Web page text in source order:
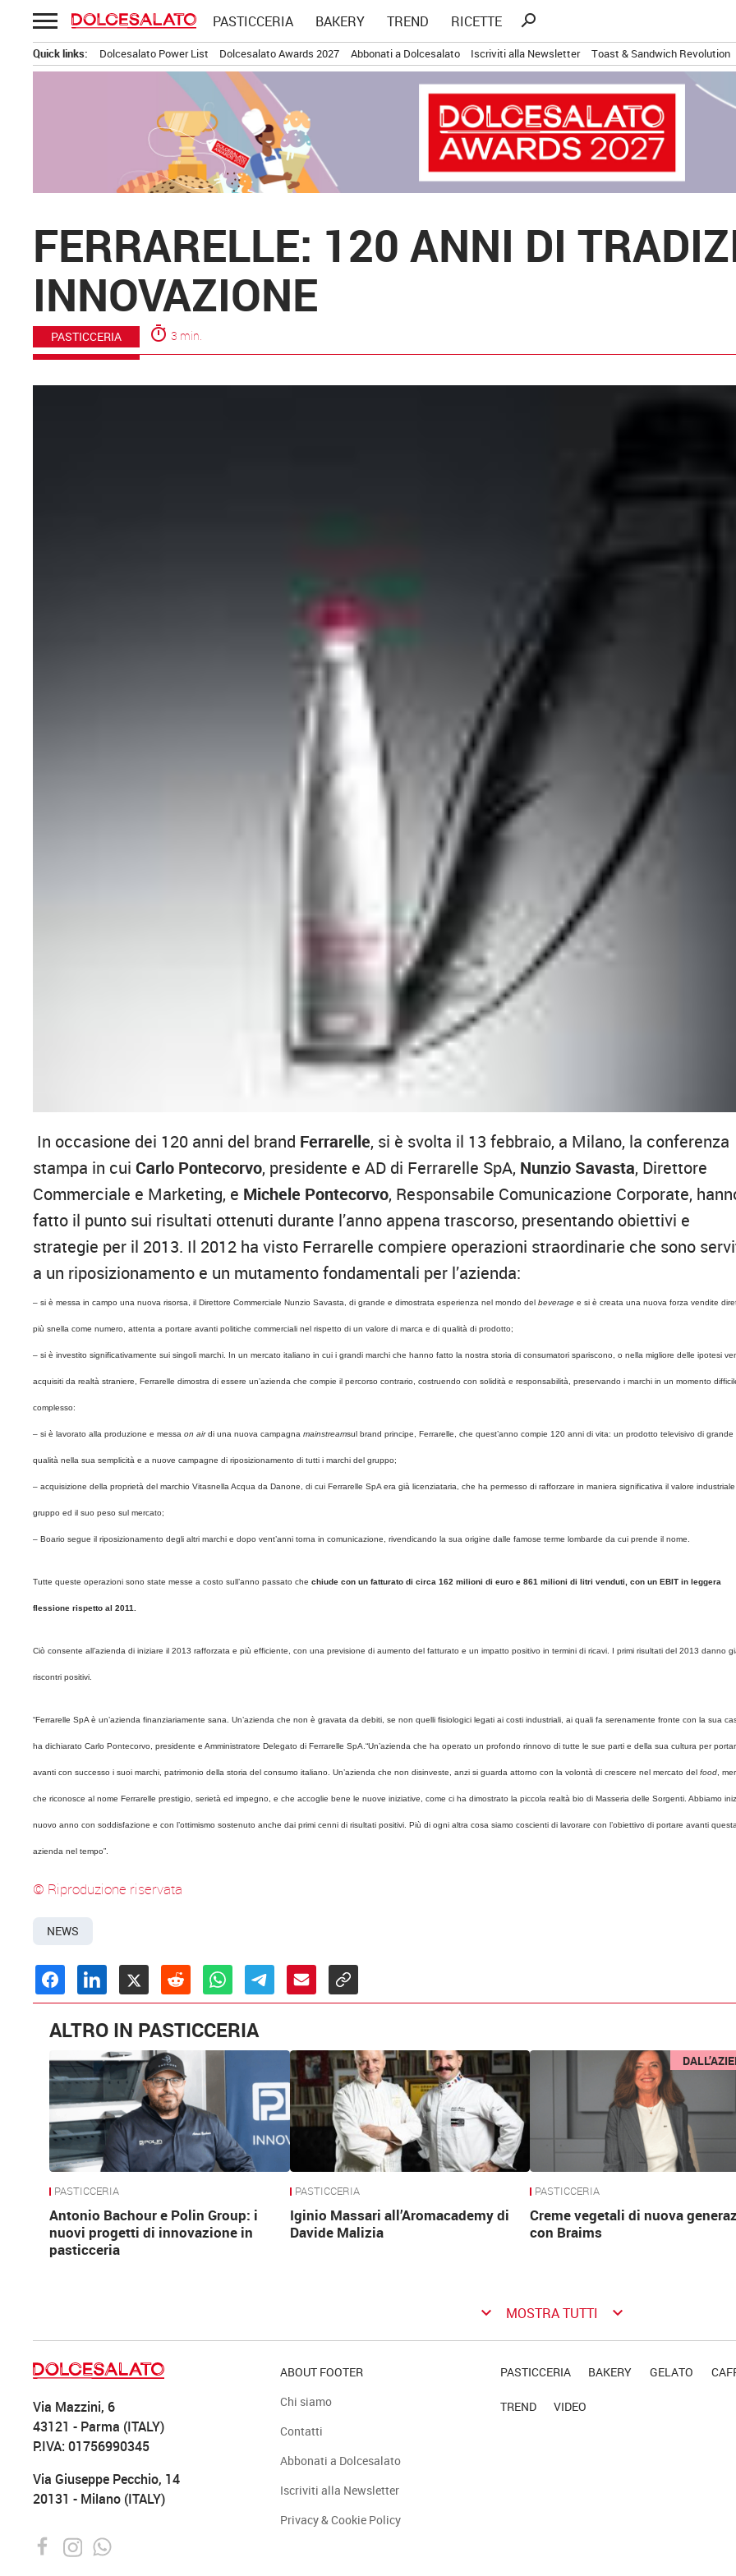
Passa
al
contenuto
PASTICCERIA BAKERY TREND RICETTE
Ricerca
search
Quick links: Dolcesalato Power List Dolcesalato Awards 2027 Abbonati a Dolcesalato Iscriviti alla Newsletter Toast & Sandwich Revolution
FERRARELLE: 120 ANNI DI
INNOVAZIONE
PASTICCERIA timer 3 min.
In occasione dei 120 anni del brand Ferrarelle, si è svolta il 13 febbraio, a Milano, la conferenza
stampa in cui Carlo Pontecorvo, presidente e AD di Ferrarelle SpA, Nunzio Savasta, Direttore
Commerciale e Marketing, e Michele Pontecorvo, Responsabile Comunicazione Corporate,
fatto il punto sui risultati ottenuti durante l’anno appena trascorso, presentando obiettivi e
strategie per il 2013. Il 2012 ha visto Ferrarelle compiere operazioni straordinarie che sono
a un riposizionamento e un mutamento fondamentali per l’azienda:
– si è messa in campo una nuova risorsa, il Direttore Commerciale Nunzio Savasta, di grande e dimostrata esperienza nel mondo delbeverage e si è creata una nuova forza vendite
più snella come numero, attenta a portare avanti politiche commerciali nel rispetto di un valore di marca e di qualità di prodotto;
– si è investito significativamente sui singoli marchi. In un mercato italiano in cui i grandi marchi che hanno fatto la nostra storia di consumatori spariscono, o nella migliore delle ipotesi
acquisiti da realtà straniere, Ferrarelle dimostra di essere un’azienda che compie il percorso contrario, costruendo con solidità e responsabilità, preservando i marchi in un momento
complesso:
– si è lavorato alla produzione e messaon airdi una nuova campagnamainstreamsul brand principe, Ferrarelle, che quest’anno compie 120 anni di vita: un prodotto televisivo di grande
qualità nella sua semplicità e a nuove campagne di riposizionamento di tutti i marchi del gruppo;
– acquisizione della proprietà del marchio Vitasnella Acqua da Danone, di cui Ferrarelle SpA era già licenziataria, che ha permesso di rafforzare in maniera significativa il valore
gruppo ed il suo peso sul mercato;
– Boario segue il riposizionamento degli altri marchi e dopo vent’anni torna in comunicazione, rivendicando la sua origine dalle famose terme lombarde da cui prende il nome.
Tutte queste operazioni sono state messe a costo sull’anno passato chechiude con un fatturato di circa 162 milioni di euro e 861 milioni di litri venduti, con un EBIT in leggera
flessione rispetto al 2011.
Ciò consente all’azienda di iniziare il 2013 rafforzata e più efficiente, con una previsione di aumento del fatturato e un impatto positivo in termini di ricavi. I primi risultati del 2013 danno
riscontri positivi.
“Ferrarelle SpA è un’azienda finanziariamente sana. Un’azienda che non è gravata da debiti, se non quelli fisiologici legati ai costi industriali, ai quali fa serenamente fronte con la sua
ha dichiarato Carlo Pontecorvo, presidente e Amministratore Delegato di Ferrarelle SpA.“Un’azienda che ha operato un profondo rinnovo di tutte le sue parti e della sua cultura per
avanti con successo i suoi marchi, patrimonio della storia del consumo italiano. Un’azienda che non disinveste, anzi si guarda attorno con la volontà di crescere nel mercato delfood,
che riconosce al nome Ferrarelle prestigio, serietà ed impegno, e che accoglie bene le nuove iniziative, come ci ha dimostrato la piccola realtà bio di Masseria delle Sorgenti. Abbiamo
nuovo anno con soddisfazione e con l’ottimismo sostenuto anche dai primi cenni di risultati positivi. Più di ogni altra cosa siamo coscienti di lavorare con l’obiettivo di portare avanti
azienda nel tempo”.
© Riproduzione riservata
NEWS
ALTRO IN PASTICCERIA
PASTICCERIA
Antonio Bachour e Polin Group: i
nuovi progetti di innovazione in
pasticceria
PASTICCERIA
Iginio Massari all’Aromacademy di
Davide Malizia
PASTICCERIA
Creme vegetali di nuova
con Braims
keyboard_arrow_down MOSTRA TUTTI keyboard_arrow_down
Via Mazzini, 6
43121 - Parma (ITALY)
P.IVA: 01756990345
Via Giuseppe Pecchio, 14
20131 - Milano (ITALY)
ABOUT FOOTER
Chi siamo
Contatti
Abbonati a Dolcesalato
Iscriviti alla Newsletter
Privacy & Cookie Policy
PASTICCERIA BAKERY GELATO
TREND VIDEO